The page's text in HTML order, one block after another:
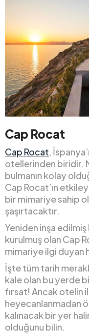
Cap Rocat
Cap Rocat,
otellerinden biridir.
bulmanın kolay
Cap Rocat’ın
bir mimariye sahip
şaşırtacaktır.
Yeniden inşa edilmiş
kurulmuş olan Cap
mimariye ilgi duyan
İşte tüm tarih
kale olan bu yerde
fırsat! Ancak otelin
heyecanlanmadan
kalınacak bir yer
olduğunu bilin.